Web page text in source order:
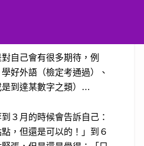
自己會有很多期待，例
好外語（檢定考通過）、
到達某數字之類）
…
３月的時候會告訴自己：
點，但還是可以的！」到６